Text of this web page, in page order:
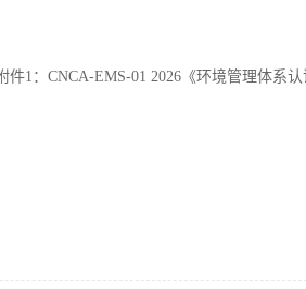
01 2026《环境管理